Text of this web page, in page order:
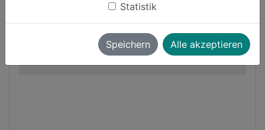
Statistik
Speichern Alle akzeptieren